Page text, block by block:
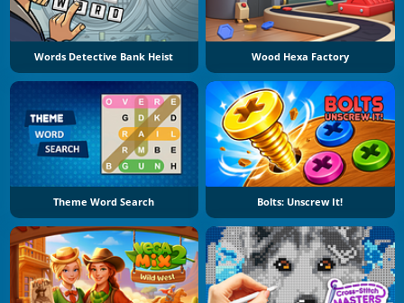
Words Detective Bank Heist Wood Hexa Factory
Theme Word Search Bolts: Unscrew It!